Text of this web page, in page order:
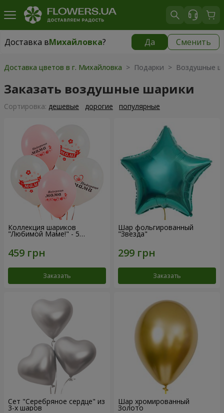
Доставка вМихайловка? Да Сменить
Доставка вМихайловка|
Доставка цветов в г. Михайловка > Подарки > Воздушные
Заказать воздушные шарики
Cортировка: дешевые дорогие популярные
Коллекция шариков
"Любимой Маме!" - 5
Заказать
Шар фольгированный
"Звезда"
Заказать
Сет "Серебряное сердце" из
3-х шаров
Шар хромированный
Золото